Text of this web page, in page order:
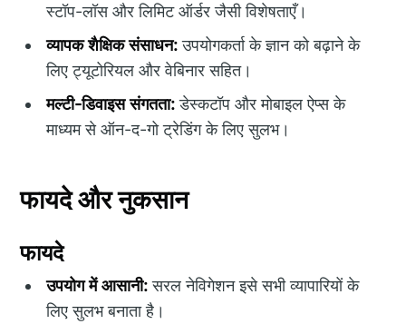
स्टॉप-लॉस और लिमिट ऑर्डर जैसी विशेषताएँ।
व्यापक शैक्षिक संसाधन:उपयोगकर्ता के ज्ञान को बढ़ाने के
लिए ट्यूटोरियल और वेबिनार सहित।
मल्टी-डिवाइस संगतता:डेस्कटॉप और मोबाइल ऐप्स के
माध्यम से ऑन-द-गो ट्रेडिंग के लिए सुलभ।
फायदे और नुकसान
फायदे
उपयोग में आसानी:सरल नेविगेशन इसे सभी व्यापारियों के
लिए सुलभ बनाता है।